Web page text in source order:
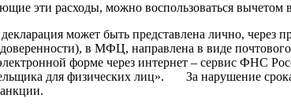
эти расходы, можно воспользоваться вычетом
может быть представлена лично, через
в МФЦ, направлена в виде
форме через интернет – сервис ФНС
для физических лиц». За нарушение